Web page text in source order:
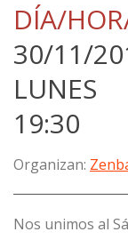
DÍA/
30/11/
LUNES
19:30
Organizan:
Nos unimos al